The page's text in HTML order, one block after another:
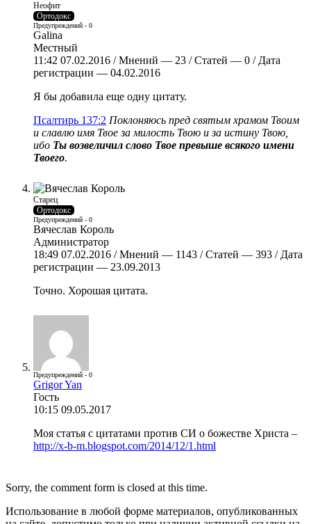
Неофит
Ортодокс
Предупреждений - 0
Galina
Местный
11:42 07.02.2016 / Мнений — 23 / Статей — 0 / Дата
регистрации — 04.02.2016
Я бы добавила еще одну цитату.
Псалтирь 137:2 Поклоняюсь пред святым храмом Твоим
и славлю имя Твое за милость Твою и за истину Твою,
ибо Ты возвеличил слово Твое превыше всякого имени
Твоего.
Старец
Ортодокс
Предупреждений - 0
Вячеслав Король
Администратор
18:49 07.02.2016 / Мнений — 1143 / Статей — 393 / Дата
регистрации — 23.09.2013
Точно. Хорошая цитата.
Предупреждений - 0
Grigor Yan
Гость
10:15 09.05.2017
Моя статья с цитатами против СИ о божестве Христа –
http://x-b-m.blogspot.com/2014/12/1.html
Sorry, the comment form is closed at this time.
Использование в любой форме материалов, опубликованных